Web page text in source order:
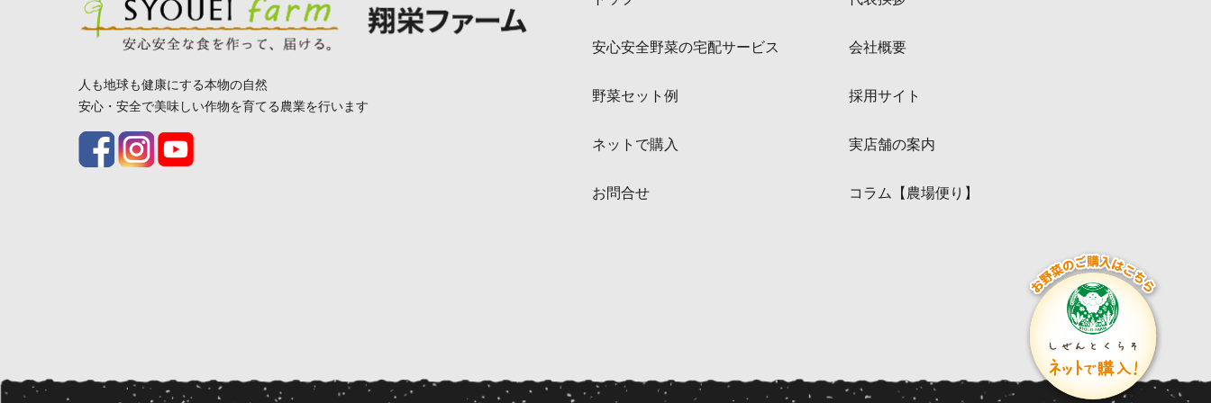
人も地球も健康にする本物の自然
安心・安全で美味しい作物を育てる農業を行います
安心安全野菜の宅配サービス 会社概要
野菜セット例 採用サイト
ネットで購入 実店舗の案内
お問合せ コラム【農場便り】